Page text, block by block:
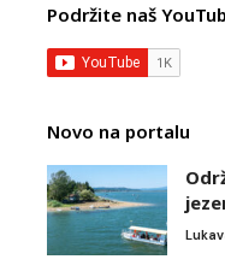
Podržite naš
Novo na portalu